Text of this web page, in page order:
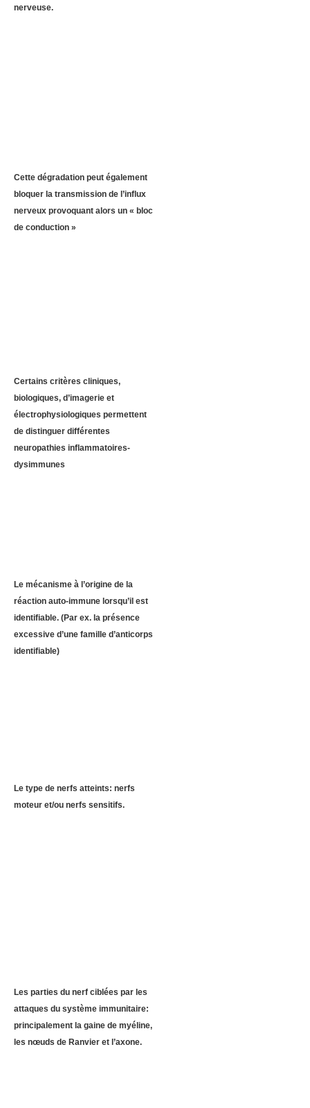
nerveuse.
Cette dégradation peut également
bloquer la transmission de l’influx
nerveux provoquant alors un « bloc
de conduction »
Certains critères cliniques,
biologiques, d’imagerie et
électrophysiologiques permettent
de distinguer différentes
neuropathies inflammatoires-
dysimmunes
Le mécanisme à l’origine de la
réaction auto-immune lorsqu’il est
identifiable. (Par ex. la présence
excessive d’une famille d’anticorps
identifiable)
Le type de nerfs atteints: nerfs
moteur et/ou nerfs sensitifs.
Les parties du nerf ciblées par les
attaques du système immunitaire:
principalement la gaine de myéline,
les nœuds de Ranvier et l’axone.